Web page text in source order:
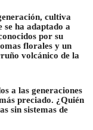
cultiva
se ha adaptado a
por su
florales y un
volcánico de la
a las generaciones
preciado. ¿Quién
sin sistemas de